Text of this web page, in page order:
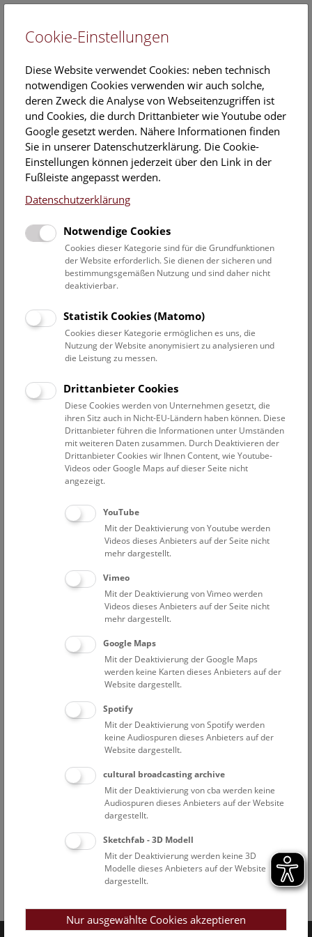
EN
Veranstaltungskalender
Informationen zu Gruppen,- Kindergarten- und
Schulprogrammen finden Siehier
Datumsfilter
14.12.2019
Datum auswählen
Erweiterte Suche
Filter zurücksetzen
14. Dezember 2019
Bisher keine Ergebnisse. Dienstags ist das NHM Wien
in der Regel geschlossen. Ausnahmen finden sie
Eine Nacht im Museum
Cookie-Einstellungen
Diese Website verwendet Cookies: neben technisch
notwendigen Cookies verwenden wir auch solche,
deren Zweck die Analyse von Webseitenzugriffen ist
und Cookies, die durch Drittanbieter wie Youtube oder
Google gesetzt werden. Nähere Informationen finden
Sie in unserer Datenschutzerklärung. Die Cookie-
Einstellungen können jederzeit über den Link in der
Fußleiste angepasst werden.
Datenschutzerklärung
Notwendige Cookies
Cookies dieser Kategorie sind für die Grundfunktionen
der Website erforderlich. Sie dienen der sicheren und
bestimmungsgemäßen Nutzung und sind daher nicht
deaktivierbar.
Statistik Cookies (Matomo)
Cookies dieser Kategorie ermöglichen es uns, die
Nutzung der Website anonymisiert zu analysieren und
die Leistung zu messen.
Drittanbieter Cookies
Diese Cookies werden von Unternehmen gesetzt, die
ihren Sitz auch in Nicht-EU-Ländern haben können. Diese
Drittanbieter führen die Informationen unter Umständen
mit weiteren Daten zusammen. Durch Deaktivieren der
Drittanbieter Cookies wir Ihnen Content, wie Youtube-
Videos oder Google Maps auf dieser Seite nicht
angezeigt.
YouTube
Mit der Deaktivierung von Youtube werden
Videos dieses Anbieters auf der Seite nicht
mehr dargestellt.
Vimeo
Mit der Deaktivierung von Vimeo werden
Videos dieses Anbieters auf der Seite nicht
mehr dargestellt.
Google Maps
Mit der Deaktivierung der Google Maps
werden keine Karten dieses Anbieters auf der
Website dargestellt.
Spotify
Mit der Deaktivierung von Spotify werden
keine Audiospuren dieses Anbieters auf der
Website dargestellt.
cultural broadcasting archive
Mit der Deaktivierung von cba werden keine
Audiospuren dieses Anbieters auf der Website
dargestellt.
Sketchfab - 3D Modell
Mit der Deaktivierung werden keine 3D
Modelle dieses Anbieters auf der Website
dargestellt.
Nur ausgewählte Cookies akzeptieren